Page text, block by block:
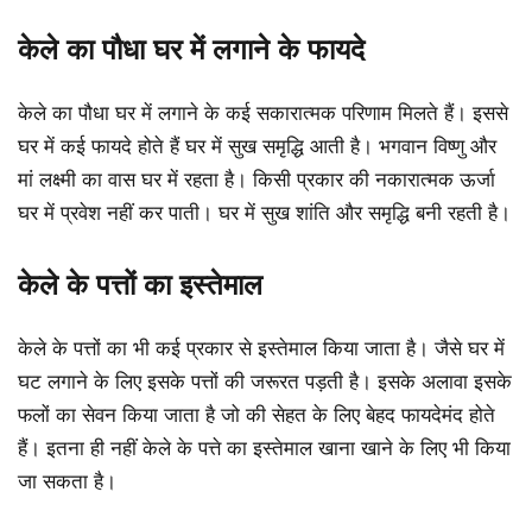
केले का पौधा घर में लगाने के फायदे
केले का पौधा घर में लगाने के कई सकारात्मक परिणाम मिलते हैं। इससे
घर में कई फायदे होते हैं घर में सुख समृद्धि आती है। भगवान विष्णु और
मां लक्ष्मी का वास घर में रहता है। किसी प्रकार की नकारात्मक ऊर्जा
घर में प्रवेश नहीं कर पाती। घर में सुख शांति और समृद्धि बनी रहती है।
केले के पत्तों का इस्तेमाल
केले के पत्तों का भी कई प्रकार से इस्तेमाल किया जाता है। जैसे घर में
घट लगाने के लिए इसके पत्तों की जरूरत पड़ती है। इसके अलावा इसके
फलों का सेवन किया जाता है जो की सेहत के लिए बेहद फायदेमंद होते
हैं। इतना ही नहीं केले के पत्ते का इस्तेमाल खाना खाने के लिए भी किया
जा सकता है।